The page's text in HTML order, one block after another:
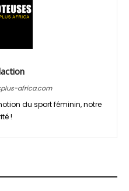
africa.com
du sport féminin, notre
!